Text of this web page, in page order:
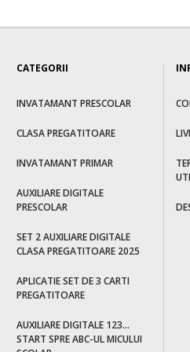
CATEGORII
INVATAMANT PRESCOLAR
CLASA PREGATITOARE
INVATAMANT PRIMAR
AUXILIARE DIGITALE
PRESCOLAR
SET 2 AUXILIARE DIGITALE
CLASA PREGATITOARE 2025
APLICATIE SET DE 3 CARTI
PREGATITOARE
AUXILIARE DIGITALE 123...
START SPRE ABC-UL MICULUI